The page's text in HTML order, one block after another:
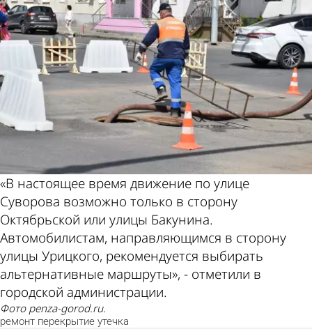
«В настоящее время движение по улице
Суворова возможно только в сторону
Октябрьской или улицы Бакунина.
Автомобилистам, направляющимся в сторону
улицы Урицкого, рекомендуется выбирать
альтернативные маршруты», - отметили в
городской администрации.
Фото penza-gorod.ru.
ремонт перекрытие утечка